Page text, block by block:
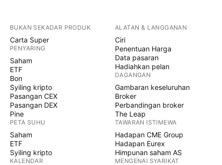
BUKAN SEKADAR PRODUK
Carta Super
PENYARING
Saham
ETF
Bon
Syiling kripto
Pasangan CEX
Pasangan DEX
Pine
PETA SUHU
Saham
ETF
Syiling kripto
KALENDAR
ALATAN & LANGGANAN
Ciri
Penentuan Harga
Data pasaran
Hadiahkan pelan
DAGANGAN
Gambaran keseluruhan
Broker
Perbandingan broker
The Leap
TAWARAN ISTIMEWA
Hadapan CME Group
Hadapan Eurex
Himpunan saham AS
MENGENAI SYARIKAT